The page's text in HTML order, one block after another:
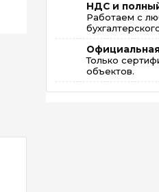
НДС и
Работаем с
Только
объектов.